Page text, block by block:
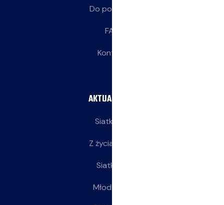
Do pobrania
FAQ
Kontakt
AKTUALNOŚCI
Siatkarze
Z życia klubu
Siatkarki
Młodziczki